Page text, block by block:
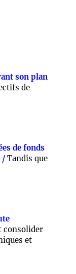
son plan
de
de fonds
/ Tandis que
consolider
et